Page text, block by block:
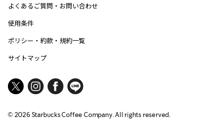
よくあるご質問・お問い合わせ
使用条件
ポリシー・約款・規約一覧
サイトマップ
© 2026Starbucks Coffee Company. All rights reserved.